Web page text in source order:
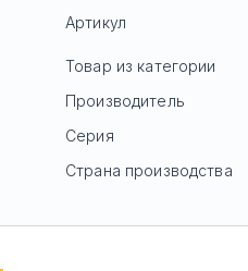
Артикул
Товар из категории
Производитель
Серия
Страна производства